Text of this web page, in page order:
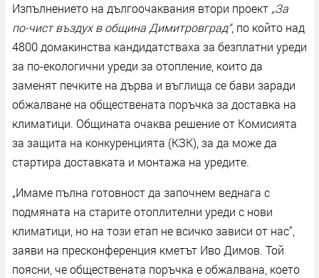
Изпълнението на дългоочаквания втори проект „За
по-чист въздух в община Димитровград“, по който над
4800 домакинства кандидатстваха за безплатни уреди
за по-екологични уреди за отопление, които да
заменят печките на дърва и въглища се бави заради
обжалване на обществената поръчка за доставка на
климатици. Общината очаква решение от Комисията
за защита на конкуренцията (КЗК), за да може да
стартира доставката и монтажа на уредите.
„Имаме пълна готовност да започнем веднага с
подмяната на старите отоплителни уреди с нови
климатици, но на този етап не всичко зависи от нас“,
заяви на пресконференция кметът Иво Димов. Той
поясни, че обществената поръчка е обжалвана, което